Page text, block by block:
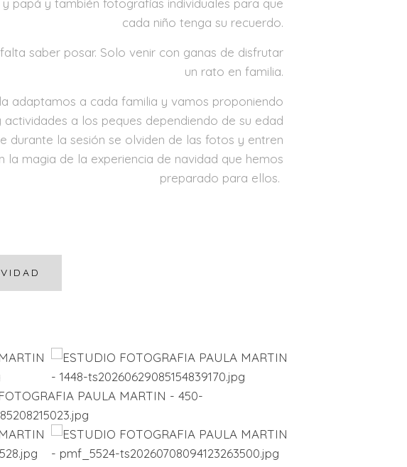
papá y también fotografías individuales para que
cada niño tenga su recuerdo.
saber posar. Solo venir con ganas de disfrutar
un rato en familia.
adaptamos a cada familia y vamos proponiendo
actividades a los peques dependiendo de su edad
durante la sesión se olviden de las fotos y entren
la magia de la experiencia de navidad que hemos
preparado para ellos.